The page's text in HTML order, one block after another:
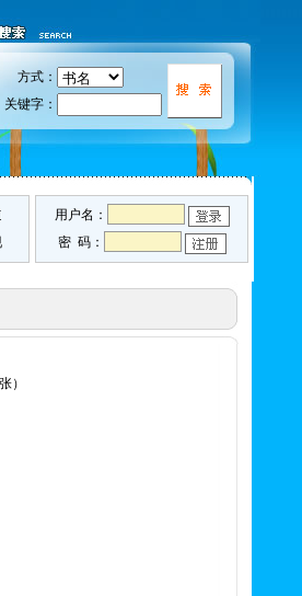
方式：
关键字：
用户名：
密 码：
）